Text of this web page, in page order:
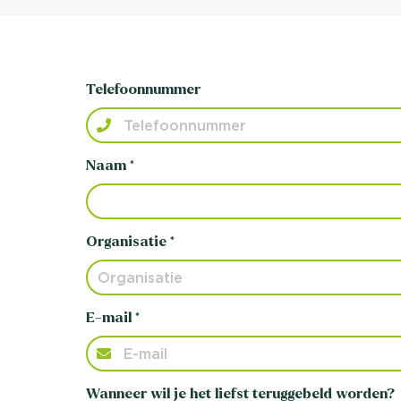
Telefoonnummer
Naam *
Organisatie *
E-mail *
Wanneer wil je het liefst teruggebeld worden?